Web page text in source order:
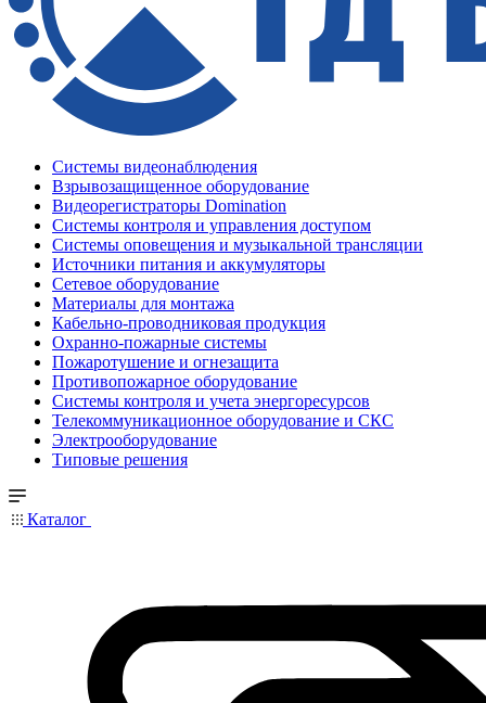
Системы видеонаблюдения
Взрывозащищенное оборудование
Видеорегистраторы Domination
Системы контроля и управления доступом
Системы оповещения и музыкальной трансляции
Источники питания и аккумуляторы
Сетевое оборудование
Материалы для монтажа
Кабельно-проводниковая продукция
Охранно-пожарные системы
Пожаротушение и огнезащита
Противопожарное оборудование
Системы контроля и учета энергоресурсов
Телекоммуникационное оборудование и СКС
Электрооборудование
Типовые решения
Каталог